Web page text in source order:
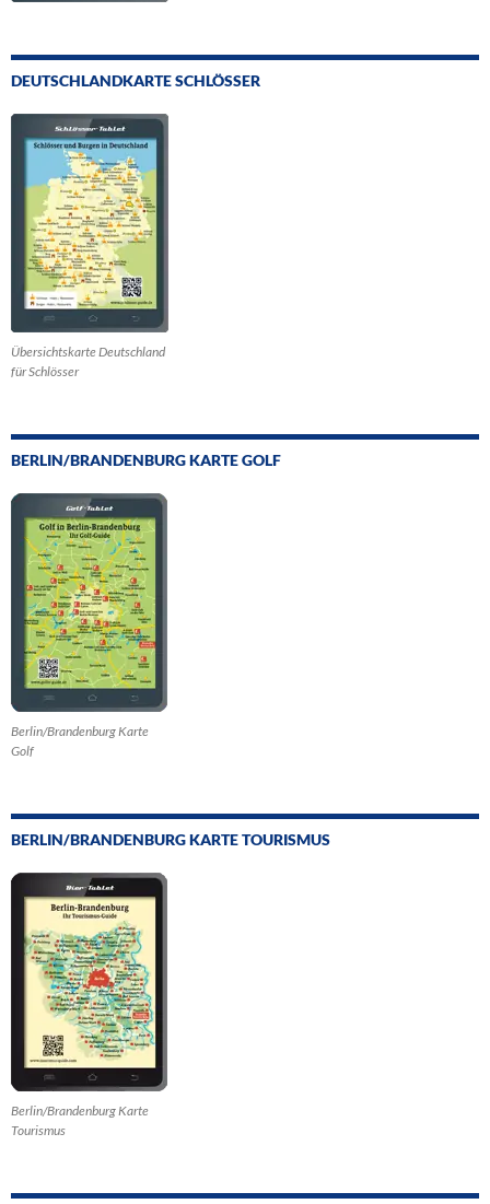
DEUTSCHLANDKARTE SCHLÖSSER
Übersichtskarte Deutschland
für Schlösser
BERLIN/BRANDENBURG KARTE GOLF
Berlin/Brandenburg Karte
Golf
BERLIN/BRANDENBURG KARTE TOURISMUS
Berlin/Brandenburg Karte
Tourismus